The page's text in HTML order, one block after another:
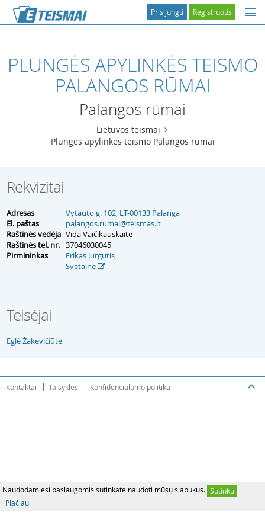
Naudodamiesi paslaugomis sutinkate naudoti mūsų slapukus. Sutinku
Plačiau
Registruotis
Prisijungti
PLUNGĖS APYLINKĖS TEISMO
PALANGOS RŪMAI
Palangos rūmai
Lietuvos teismai
Plungės apylinkės teismo Palangos rūmai
Rekvizitai
Adresas
Vytauto g. 102, LT-00133 Palanga
El. paštas
palangos.rumai@teismas.lt
Raštinės vedėja Vida Vaičikauskaitė
Raštinės tel. nr. 37046030045
Pirmininkas
Erikas Jurgutis
Svetainė
Teisėjai
Eglė Žakevičiūtė
Kontaktai Taisyklės Konfidencialumo politika